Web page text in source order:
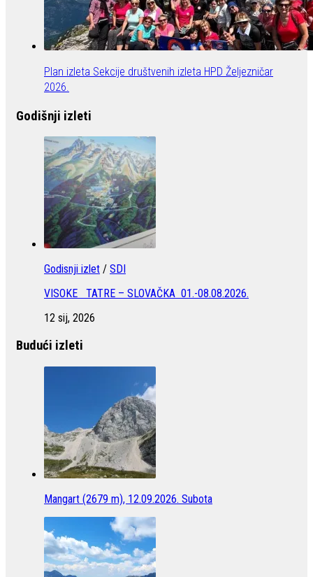
Plan izleta Sekcije društvenih izleta HPD Željezničar
2026.
Godišnji izleti
Godisnji izlet / SDI
VISOKE TATRE – SLOVAČKA 01.-08.08.2026.
12 sij, 2026
Budući izleti
Mangart (2679 m), 12.09.2026. Subota